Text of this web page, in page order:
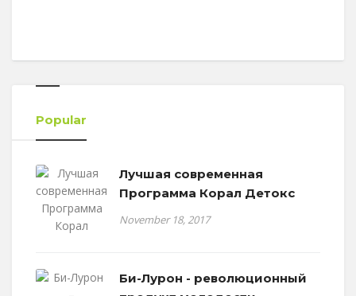
Popular
Лучшая современная
Программа Корал Детокс
November 18, 2017
Би-Лурон - революционный